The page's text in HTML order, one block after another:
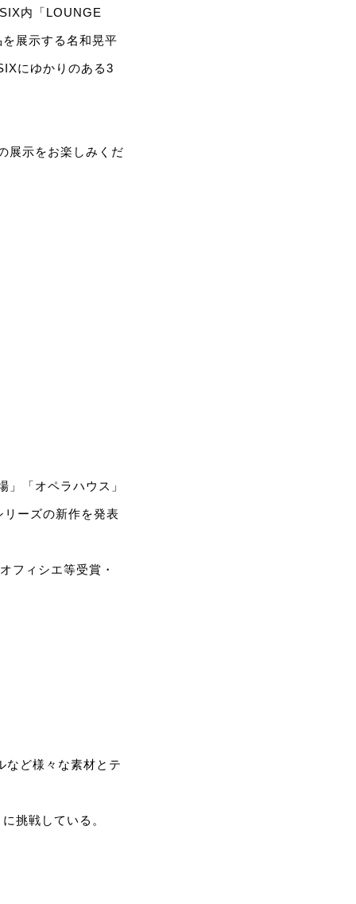
内「LOUNGE
展示する名和晃平
にゆかりのある3
展示をお楽しみくだ
「オペラハウス」
ーズの新作を発表
フィシエ等受賞・
など様々な素材とテ
挑戦している。